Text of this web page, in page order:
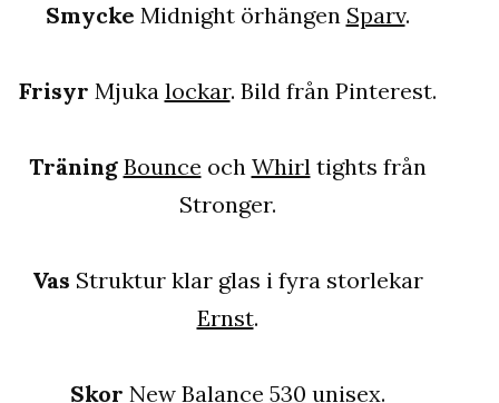
Smycke Midnight örhängen Sparv.
Frisyr Mjuka lockar. Bild från Pinterest.
Träning Bounce och Whirltights från
Stronger.
Vas Struktur klar glas i fyra storlekar
Ernst.
Skor New Balance 530 unisex.